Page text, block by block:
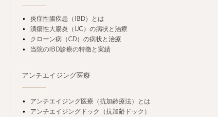
炎症性腸疾患（IBD）とは
潰瘍性大腸炎（UC）の病状と治療
クローン病（CD）の病状と治療
当院のIBD診療の特徴と実績
アンチエイジング医療
アンチエイジング医療（抗加齢療法）とは
アンチエイジングドック（抗加齢ドック）